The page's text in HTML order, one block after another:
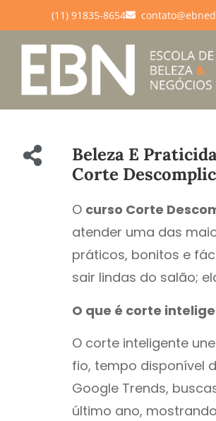
(11) 91835-8654
Beleza E
Corte
O curso Corte
atender uma das
práticos, bonitos e
sair lindas do salão;
O que é corte
O corte inteligente
fio, tempo disponível
Google Trends,
último ano,